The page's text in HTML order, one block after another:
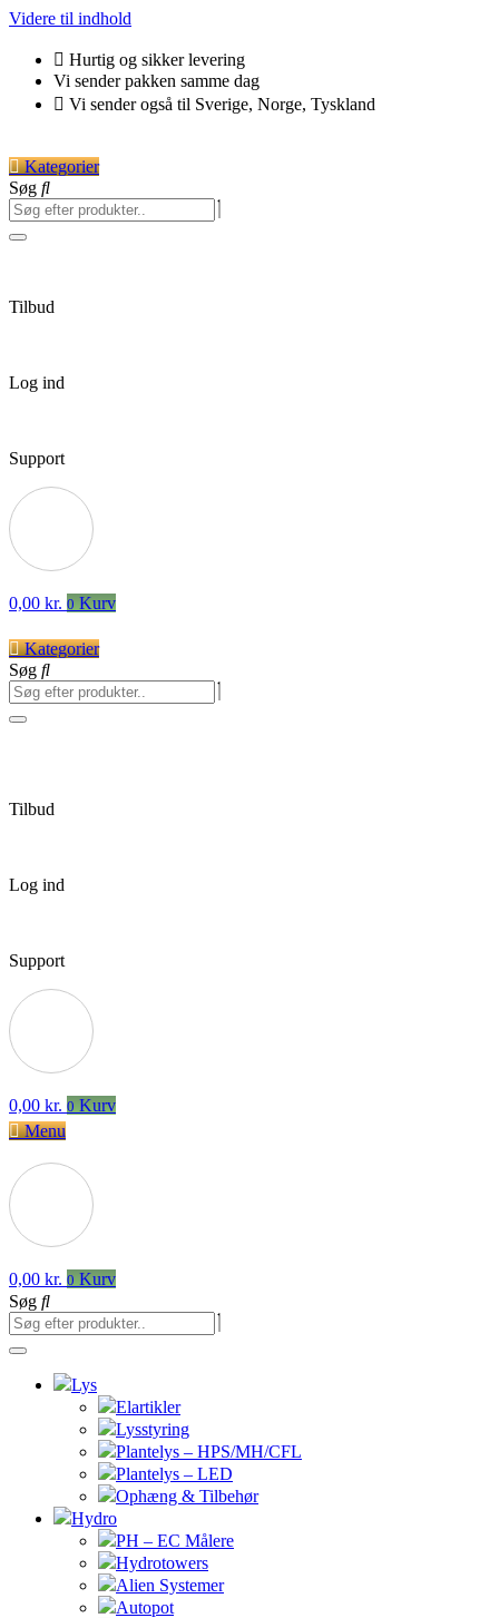
Videre til indhold
Hurtig og sikker levering
Vi sender pakken samme dag
Vi sender også til Sverige, Norge, Tyskland
Kategorier
Søg
Tilbud
Log ind
Support
0,00 kr. 0 Kurv
Kategorier
Søg
Tilbud
Log ind
Support
0,00 kr. 0 Kurv
Menu
0,00 kr. 0 Kurv
Søg
Lys
Elartikler
Lysstyring
Plantelys – HPS/MH/CFL
Plantelys – LED
Ophæng & Tilbehør
Hydro
PH – EC Målere
Hydrotowers
Alien Systemer
Autopot